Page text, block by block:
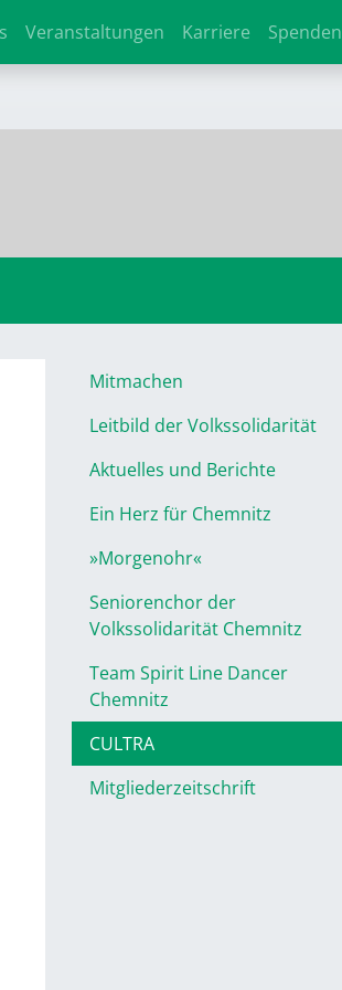
Veranstaltungen Karriere Spenden
Mitmachen
Leitbild der Volkssolidarität
Aktuelles und Berichte
Ein Herz für Chemnitz
»Morgenohr«
Seniorenchor der
Volkssolidarität Chemnitz
Team Spirit Line Dancer
Chemnitz
CULTRA
Mitgliederzeitschrift